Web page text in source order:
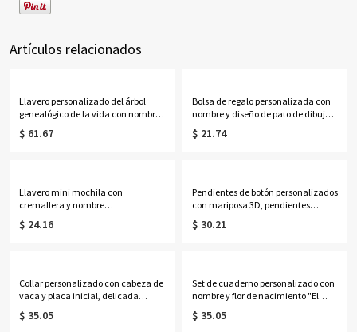
Artículos relacionados
Llavero personalizado del árbol
genealógico de la vida con nombres
de 1 a 13 niños
$ 61.67
Bolsa de regalo personalizada con
nombre y diseño de pato de dibujos
animados, con lazo, bolsa de playa
transparente de PVC, recuerdo de
$ 21.74
Llavero mini mochila con
cremallera y nombre
personalizado, estuche
organizador de auriculares de
$ 24.16
Pendientes de botón personalizados
con mariposa 3D, pendientes
delicados de plata de ley 925,
regalos de cumpleaños/Día de la
$ 30.21
Collar personalizado con cabeza de
vaca y placa inicial, delicada
joyería occidental de inspiración
navajo, regalo de
$ 35.05
Set de cuaderno personalizado con
nombre y flor de nacimiento "El
Nuevo Capítulo", cuaderno A5 de
piel sintética y bolígrafo, regalo de
$ 35.05